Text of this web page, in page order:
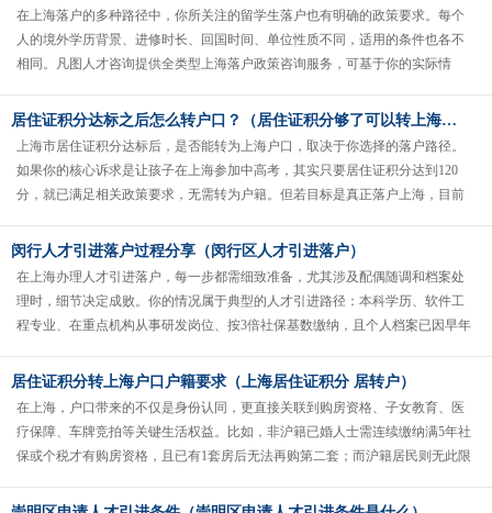
在上海落户的多种路径中，你所关注的留学生落户也有明确的政策要求。每个
人的境外学历背景、进修时长、回国时间、单位性质不同，适用的条件也各不
相同。凡图人才咨询提供全类型上海落户政策咨询服务，可基于你的实际情
居住证积分达标之后怎么转户口？（居住证积分够了可以转上海户口么）
上海市居住证积分达标后，是否能转为上海户口，取决于你选择的落户路径。
如果你的核心诉求是让孩子在上海参加中高考，其实只要居住证积分达到120
分，就已满足相关政策要求，无需转为户籍。但若目标是真正落户上海，目前
闵行人才引进落户过程分享（闵行区人才引进落户）
在上海办理人才引进落户，每一步都需细致准备，尤其涉及配偶随调和档案处
理时，细节决定成败。你的情况属于典型的人才引进路径：本科学历、软件工
程专业、在重点机构从事研发岗位、按3倍社保基数缴纳，且个人档案已因早年
居住证积分转上海户口户籍要求（上海居住证积分 居转户）
在上海，户口带来的不仅是身份认同，更直接关联到购房资格、子女教育、医
疗保障、车牌竞拍等关键生活权益。比如，非沪籍已婚人士需连续缴纳满5年社
保或个税才有购房资格，且已有1套房后无法再购第二套；而沪籍居民则无此限